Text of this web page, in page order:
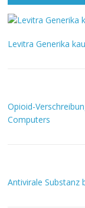
Levitra Generika
Opioid-
Computers
Antivirale Substanz